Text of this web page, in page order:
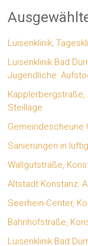
Luisenklinik,
Luisenklinik Bad
Jugendliche:
Kapplerbergstraße,
Steillage
Gemeindescheune
Sanierungen in
Wallgutstraße,
Altstadt Konstanz:
Seerhein-Center,
Bahnhofstraße,
Luisenklinik Bad